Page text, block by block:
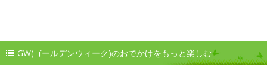
GW(ゴールデンウィーク)のおでかけをもっと楽しむ